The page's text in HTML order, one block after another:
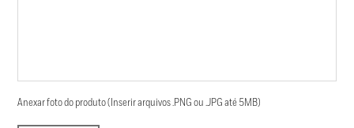
Anexar foto do produto (Inserir arquivos .PNG ou .JPG até 5MB)